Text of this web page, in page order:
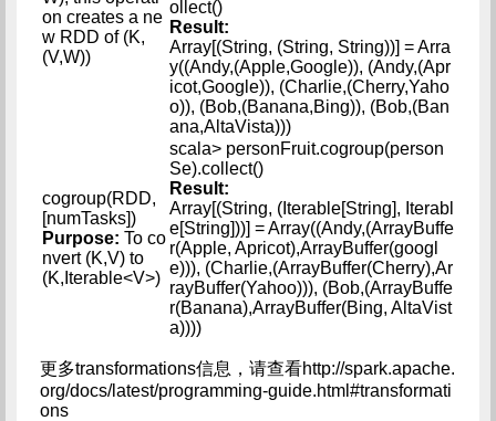
on creates a ne
w RDD of (K,
(V,W))
ollect()
Result:
Array[(String, (String, String))] = Arra
y((Andy,(Apple,Google)), (Andy,(Apr
icot,Google)), (Charlie,(Cherry,Yaho
o)), (Bob,(Banana,Bing)), (Bob,(Ban
ana,AltaVista)))
cogroup(RDD,
[numTasks])
Purpose: To co
nvert (K,V) to
(K,Iterable<V>)
scala> personFruit.cogroup(person
Se).collect()
Result:
Array[(String, (Iterable[String], Iterabl
e[String]))] = Array((Andy,(ArrayBuffe
r(Apple, Apricot),ArrayBuffer(googl
e))), (Charlie,(ArrayBuffer(Cherry),Ar
rayBuffer(Yahoo))), (Bob,(ArrayBuffe
r(Banana),ArrayBuffer(Bing, AltaVist
a))))
更多transformations信息，请查看http://spark.apache.
org/docs/latest/programming-guide.html#transformati
ons